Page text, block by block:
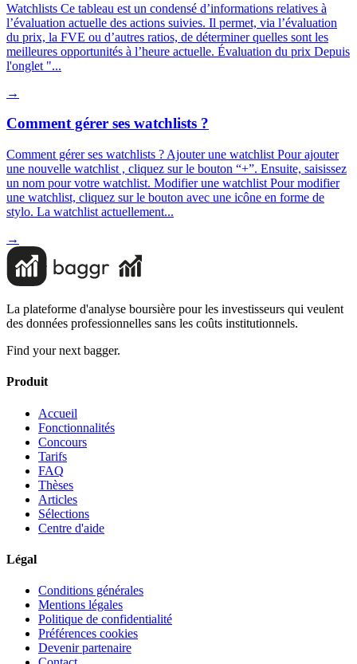
Watchlists Ce tableau est un condensé d’informations relatives à
l’évaluation actuelle des actions suivies. Il permet, via l’évaluation
du prix, la FVE ou d’autres ratios, de déterminer quelles sont les
meilleures opportunités à l’heure actuelle. Évaluation du prix Depuis
l'onglet "...
→
Comment gérer ses watchlists ?
Comment gérer ses watchlists ? Ajouter une watchlist Pour ajouter
une nouvelle watchlist , cliquez sur le bouton “+”. Ensuite, saisissez
un nom pour votre watchlist. Modifier une watchlist Pour modifier
une watchlist, cliquez sur le bouton avec une icône en forme de
stylo. La watchlist actuellement...
→
La plateforme d'analyse boursière pour les investisseurs qui veulent
des données professionnelles sans les coûts institutionnels.
Find your next bagger.
Produit
Accueil
Fonctionnalités
Concours
Tarifs
FAQ
Thèses
Articles
Sélections
Centre d'aide
Légal
Conditions générales
Mentions légales
Politique de confidentialité
Préférences cookies
Devenir partenaire